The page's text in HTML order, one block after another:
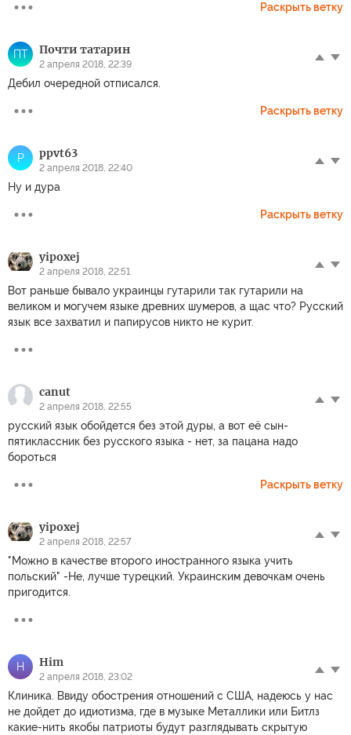
Раскрыть ветку
ПТ Почти татарин
2 апреля 2018, 22:39
Дебил очередной отписался.
Раскрыть ветку
P ppvt63
2 апреля 2018, 22:40
Ну и дура
Раскрыть ветку
yipoxej
2 апреля 2018, 22:51
Вот раньше бывало украинцы гутарили так гутарили на
великом и могучем языке древних шумеров, а щас что? Русский
язык все захватил и папирусов никто не курит.
canut
2 апреля 2018, 22:55
русский язык обойдется без этой дуры, а вот её сын-
пятиклассник без русского языка - нет, за пацана надо
бороться
Раскрыть ветку
yipoxej
2 апреля 2018, 22:57
"Можно в качестве второго иностранного языка учить
польский" -Не, лучше турецкий. Украинским девочкам очень
пригодится.
H Him
2 апреля 2018, 23:02
Клиника. Ввиду обострения отношений с США, надеюсь у нас
не дойдет до идиотизма, где в музыке Металлики или Битлз
какие-нить якобы патриоты будут разглядывать скрытую